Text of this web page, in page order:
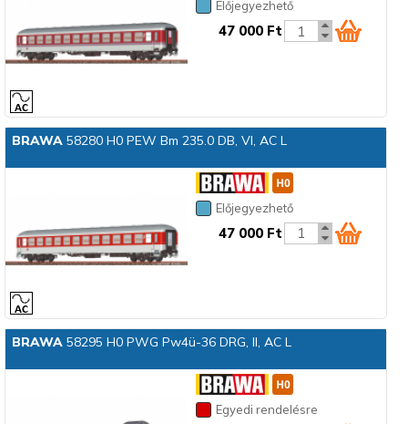
Előjegyezhető
47 000 Ft
BRAWA58280 H0 PEW Bm 235.0 DB, VI, AC L
Előjegyezhető
47 000 Ft
BRAWA58295 H0 PWG Pw4ü-36 DRG, II, AC L
Egyedi rendelésre